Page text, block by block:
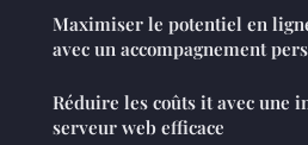
Maximiser le potentiel en
avec un accompagnement
Réduire les coûts it avec une
serveur web efficace